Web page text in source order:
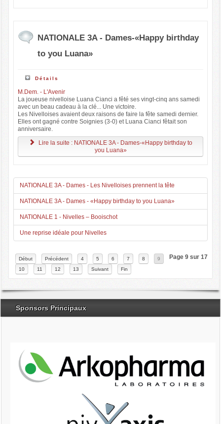
NATIONALE 3A - Dames-«Happy birthday
to you Luana»
Détails
M.Dem. - L'Avenir
La joueuse nivelloise Luana Cianci a fêté ses vingt-cinq ans samedi
avec un beau cadeau à la clé... Une victoire.
Les Nivelloises avaient deux raisons de faire la fête samedi dernier.
Elles ont gagné contre Soignies (3-0) et Luana Cianci fêtait son
anniversaire.
Lire la suite : NATIONALE 3A - Dames-«Happy birthday to
you Luana»
NATIONALE 3A - Dames - Les Nivelloises prennent la tête
NATIONALE 3A - Dames - «Happy birthday to you Luana»
NATIONALE 1 - Nivelles – Booischot
Une reprise idéale pour Nivelles
Page 9 sur 17
Début Précédent 4 5 6 7 8
9
10
11 12 13 Suivant Fin
Sponsors Principaux